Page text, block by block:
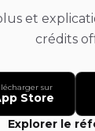
et
crédits
sur
Store
Explorer le